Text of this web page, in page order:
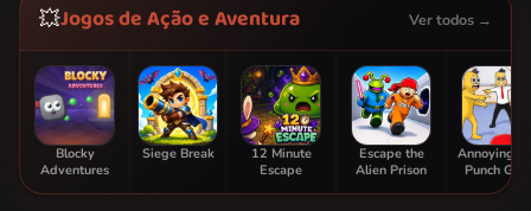
💥Jogos de Ação e Aventura Ver todos →
Blocky
Adventures
Siege Break
12 Minute
Escape
Escape the
Alien Prison
Annoying
Punch